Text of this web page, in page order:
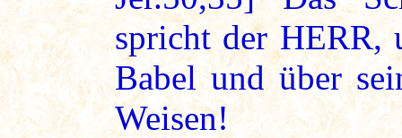
spricht der HERR,
Babel und über
Weisen!